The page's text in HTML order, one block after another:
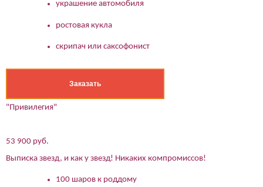
украшение автомобиля
ростовая кукла
скрипач или саксофонист
Заказать
"Привилегия"
53 900 руб.
Выписка звезд, и как у звезд! Никаких компромиссов!
100 шаров к роддому